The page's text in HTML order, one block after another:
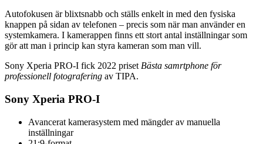
Autofokusen är blixtsnabb och ställs enkelt in med den fysiska
knappen på sidan av telefonen – precis som när man använder en
systemkamera. I kamerappen finns ett stort antal inställningar som
gör att man i princip kan styra kameran som man vill.
Sony Xperia PRO-I fick 2022 priset Bästa samrtphone för
professionell fotografering av TIPA.
Sony Xperia PRO-I
Avancerat kamerasystem med mängder av manuella
inställningar